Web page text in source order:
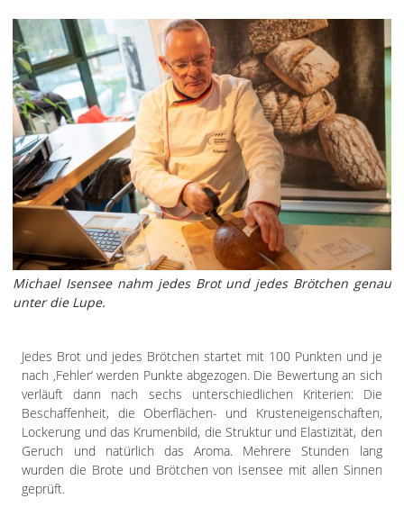
Michael Isensee nahm jedes Brot und jedes Brötchen genau
unter die Lupe.
Jedes Brot und jedes Brötchen startet mit 100 Punkten und je
nach ‚Fehler‘ werden Punkte abgezogen. Die Bewertung an sich
verläuft dann nach sechs unterschiedlichen Kriterien: Die
Beschaffenheit, die Oberflächen- und Krusteneigenschaften,
Lockerung und das Krumenbild, die Struktur und Elastizität, den
Geruch und natürlich das Aroma. Mehrere Stunden lang
wurden die Brote und Brötchen von Isensee mit allen Sinnen
geprüft.